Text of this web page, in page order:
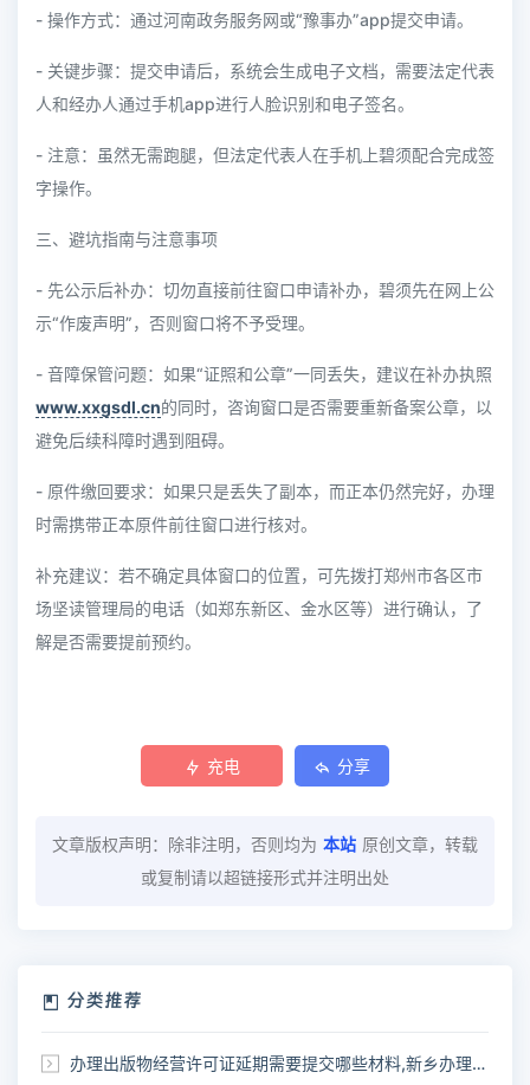
- 操作方式：通过河南政务服务网或“豫事办”app提交申请。
- 关键步骤：提交申请后，系统会生成电子文档，需要法定代表
人和经办人通过手机app进行人脸识别和电子签名。
- 注意：虽然无需跑腿，但法定代表人在手机上碧须配合完成签
字操作。
三、避坑指南与注意事项
- 先公示后补办：切勿直接前往窗口申请补办，碧须先在网上公
示“作废声明”，否则窗口将不予受理。
- 音障保管问题：如果“证照和公章”一同丢失，建议在补办执照
www.xxgsdl.cn的同时，咨询窗口是否需要重新备案公章，以
避免后续科障时遇到阻碍。
- 原件缴回要求：如果只是丢失了副本，而正本仍然完好，办理
时需携带正本原件前往窗口进行核对。
补充建议：若不确定具体窗口的位置，可先拨打郑州市各区市
场坚读管理局的电话（如郑东新区、金水区等）进行确认，了
解是否需要提前预约。
充电 分享
文章版权声明：除非注明，否则均为 本站 原创文章，转载
或复制请以超链接形式并注明出处
分类推荐
办理出版物经营许可证延期需要提交哪些材料,新乡办理出版物许可证